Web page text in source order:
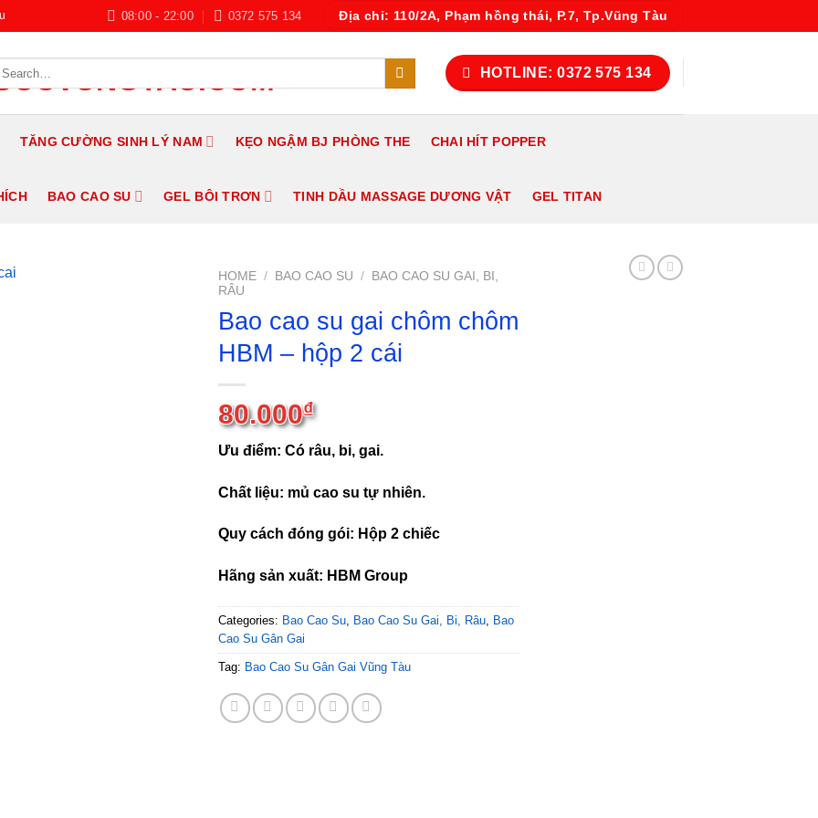
08:00 - 22:00 0372 575 134 Địa chỉ: 110/2A, Phạm hồng thái, P.7, Tp.Vũng Tàu
HOTLINE: 0372 575 134
TĂNG CƯỜNG SINH LÝ NAM KẸO NGẬM BJ PHÒNG THE CHAI HÍT POPPER
BAO CAO SU GEL BÔI TRƠN TINH DẦU MASSAGE DƯƠNG VẬT GEL TITAN
HOME / BAO CAO SU /
BAO CAO SU GAI, BI,
RÂU
Bao cao su gai chôm chôm
HBM – hộp 2 cái
80.000₫
Ưu điểm: Có râu, bi, gai.
Chất liệu: mủ cao su tự nhiên.
Quy cách đóng gói: Hộp 2 chiếc
Hãng sản xuất: HBM Group
Categories: Bao Cao Su Bao Cao Su Gai, Bi, Râu
Bao
Cao Su Gân Gai
Tag: Bao Cao Su Gân Gai Vũng Tàu